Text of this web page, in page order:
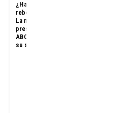
¿Habrá un
reboot de Lost?
La nueva
presidenta de
ABC dice que es
su sueño